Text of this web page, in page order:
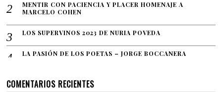
MENTIR CON PACIENCIA Y PLACER HOMENAJE A
MARCELO COHEN
LOS SUPERVINOS 2023 DE NURIA POVEDA
LA PASIÓN DE LOS POETAS – JORGE BOCCANERA
COMENTARIOS RECIENTES